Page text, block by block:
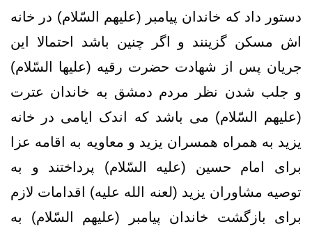
دستور داد که خاندان پیامبر (علیهم السّلام) در خانه
اش مسکن گزینند و اگر چنین باشد احتمالا این
جریان پس از شهادت حضرت رقیه (علیها السّلام)
و جلب شدن نظر مردم دمشق به خاندان عترت
(علیهم السّلام) می باشد که اندک ایامی در خانه
یزید به همراه همسران یزید و معاویه به اقامه عزا
برای امام حسین (علیه السّلام) پرداختند و به
توصیه مشاوران یزید (لعنه الله علیه) اقدامات لازم
برای بازگشت خاندان پیامبر (علیهم السّلام) به